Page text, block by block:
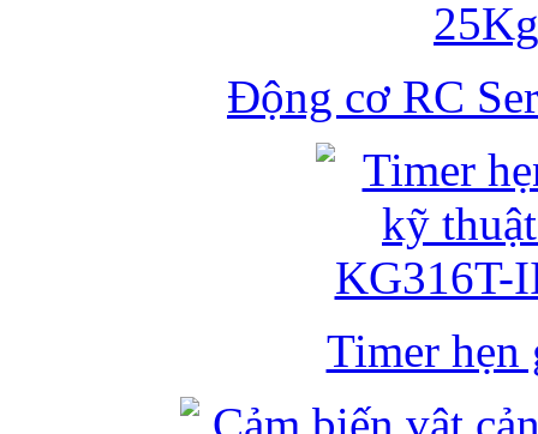
Động cơ RC
Timer hẹn